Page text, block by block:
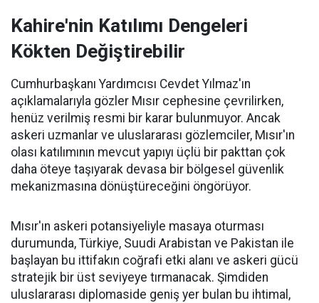
Kahire'nin Katılımı Dengeleri
Kökten Değiştirebilir
Cumhurbaşkanı Yardımcısı Cevdet Yılmaz'ın
açıklamalarıyla gözler Mısır cephesine çevrilirken,
henüz verilmiş resmi bir karar bulunmuyor. Ancak
askeri uzmanlar ve uluslararası gözlemciler, Mısır'ın
olası katılımının mevcut yapıyı üçlü bir pakttan çok
daha öteye taşıyarak devasa bir bölgesel güvenlik
mekanizmasına dönüştüreceğini öngörüyor.
Mısır'ın askeri potansiyeliyle masaya oturması
durumunda, Türkiye, Suudi Arabistan ve Pakistan ile
başlayan bu ittifakın coğrafi etki alanı ve askeri gücü
stratejik bir üst seviyeye tırmanacak. Şimdiden
uluslararası diplomaside geniş yer bulan bu ihtimal,